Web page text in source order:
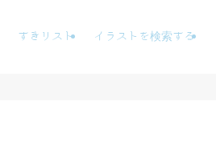
すきリスト イラストを検索する